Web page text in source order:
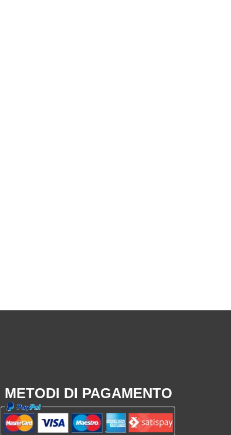
METODI DI PAGAMENTO